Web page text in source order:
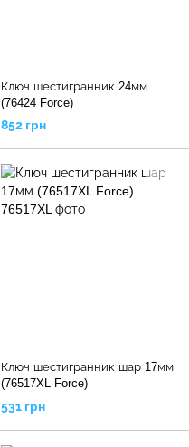
Ключ шестигранник 24мм
(76424 Force)
852 грн
Ключ шестигранник шар 17мм
(76517XL Force)
531 грн